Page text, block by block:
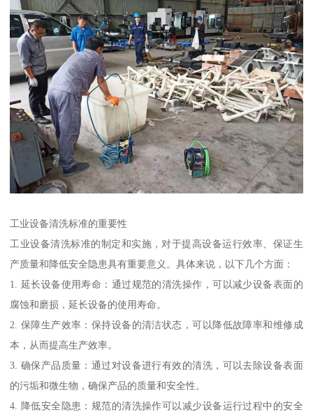
工业设备清洗标准的重要性
工业设备清洗标准的制定和实施，对于提高设备运行效率、保证生
产质量和降低安全隐患具有重要意义。具体来说，以下几个方面：
1. 延长设备使用寿命：通过规范的清洗操作，可以减少设备表面的
腐蚀和磨损，延长设备的使用寿命。
2. 保障生产效率：保持设备的清洁状态，可以降低故障率和维修成
本，从而提高生产效率。
3. 确保产品质量：通过对设备进行有效的清洗，可以去除设备表面
的污垢和微生物，确保产品的质量和安全性。
4. 降低安全隐患：规范的清洗操作可以减少设备运行过程中的安全